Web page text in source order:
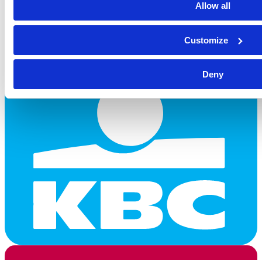
Allow all
Customize
Deny